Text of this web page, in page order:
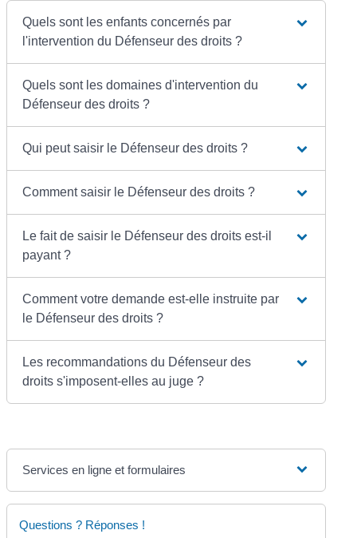
Quels sont les enfants concernés par
l'intervention du Défenseur des droits ?
Quels sont les domaines d'intervention du
Défenseur des droits ?
Qui peut saisir le Défenseur des droits ?
Comment saisir le Défenseur des droits ?
Le fait de saisir le Défenseur des droits est-il
payant ?
Comment votre demande est-elle instruite par
le Défenseur des droits ?
Les recommandations du Défenseur des
droits s'imposent-elles au juge ?
Services en ligne et formulaires
Questions ? Réponses !